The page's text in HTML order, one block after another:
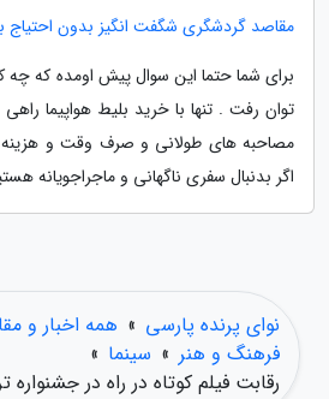
مقاصد گردشگری شگفت انگیز بدون احتیاج
برای شما حتما این سوال پیش اومده که چه
توان رفت . تنها با خرید بلیط هواپیما
مصاحبه های طولانی و صرف وقت و هزینه
اگر بدنبال سفری ناگهانی و ماجراجویانه
نوای پرنده پارسی » همه اخبار و
فرهنگ و هنر » سینما »
رقابت فیلم کوتاه در راه در جشنواره